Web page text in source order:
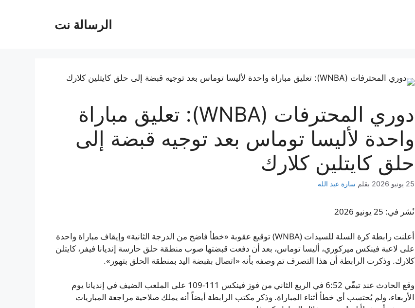
الرسالة نت
دوري المحترفات (WNBA): تعليق مباراة
واحدة لأليسا توماس بعد توجيه قبضة إلى
حلق كايتلين كلارك
25 يونيو 2026 بقلم سارة عبد الله
نُشر في: 25 يونيو 2026
أعلنت رابطة كرة السلة للسيدات (WNBA) توقيع عقوبة «خطأ فاضح من الدرجة الثانية» وإيقاف مباراة واحدة
على لاعبة فينكس ميركوري، أليسا توماس، بعد أن دفعت قبضتها صوب منطقة حلق حارسة إنديانا فيفر، كايتلن
كلارك. وذكرت الرابطة أن هذا التصرف تم وصفه بأنه «اتصال بقبضة اليد بمنطقة الحلق بتهور».
وقع الحادث عند تبقّي 6:52 في الربع الثاني من فوز فينكس 111-109 على الملعب الضيف في إنديانا يوم
الأربعاء، ولم يُحتسب أي خطأ أثناء المباراة. وذكر مكتب الرابطة أيضاً أنه يملك صلاحية مراجعة المباريات